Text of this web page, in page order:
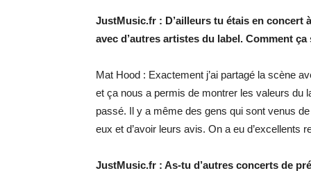
JustMusic.fr : D’ailleurs tu étais en concert
avec d’autres artistes du label. Comment ça
Mat Hood : Exactement j’ai partagé la scène
et ça nous a permis de montrer les valeurs du
passé. Il y a même des gens qui sont venus
eux et d’avoir leurs avis. On a eu d’excellents
JustMusic.fr : As-tu d’autres concerts de